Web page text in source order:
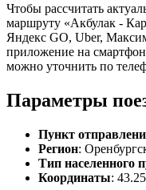
Чтобы рассчитать
маршруту «Акбулак -
Яндекс GO, Uber,
приложение на
можно уточнить по
Параметры
Пункт
Регион:
Тип населенного
Координаты: